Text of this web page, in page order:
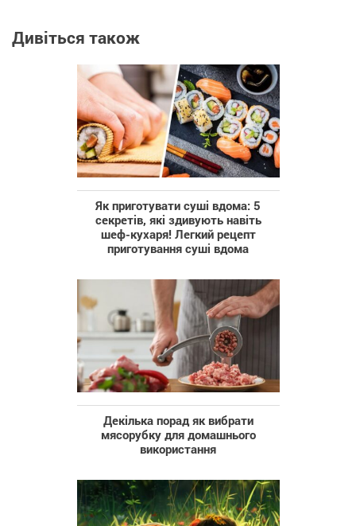
Дивіться також
Як приготувати суші вдома: 5
секретів, які здивують навіть
шеф-кухаря! Легкий рецепт
приготування суші вдома
Декілька порад як вибрати
мясорубку для домашнього
використання